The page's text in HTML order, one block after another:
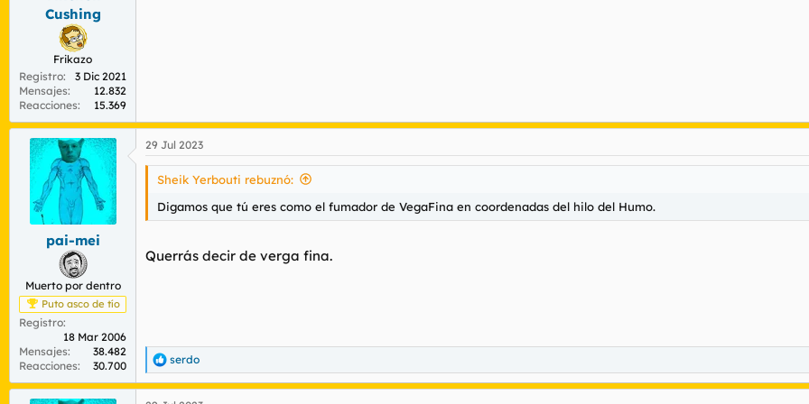
Cushing
Frikazo
Registro
3 Dic 2021
Mensajes
12.832
Reacciones
15.369
pai-mei
Muerto por dentro
Puto asco de tío
Registro
18 Mar 2006
Mensajes
38.482
Reacciones
30.700
29 Jul 2023
Sheik Yerbouti rebuznó:
Digamos que tú eres como el fumador de VegaFina en coordenadas del hilo del Humo.
Querrás decir de verga fina.
R
e
a
serdo